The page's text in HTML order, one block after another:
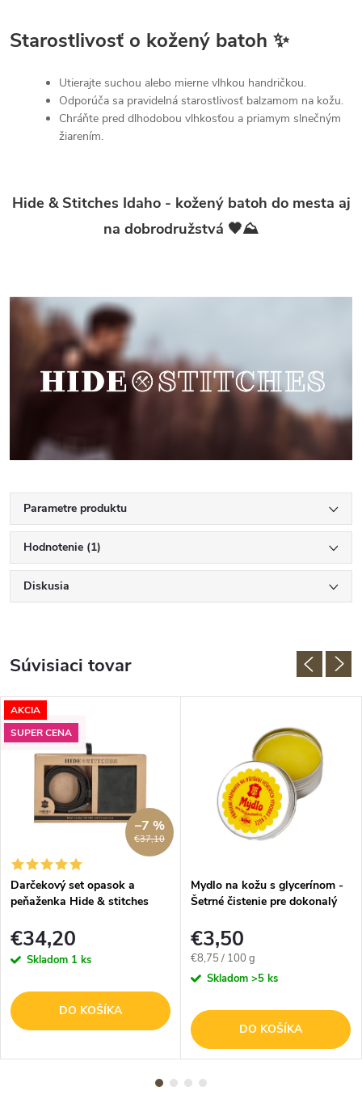
Starostlivosť o kožený batoh ✨
Utierajte suchou alebo mierne vlhkou handričkou.
Odporúča sa pravidelná starostlivosť balzamom na kožu.
Chráňte pred dlhodobou vlhkosťou a priamym slnečným
žiarením.
Hide & Stitches Idaho - kožený batoh do mesta aj
na dobrodružstvá 🖤⛰
Parametre produktu
Hodnotenie (1)
Diskusia
Súvisiaci tovar
AKCIA
SUPER CENA
€37,10
–7 %
Darčekový set opasok a
peňaženka Hide & stitches
€34,20
Skladom 1 ks
DO KOŠÍKA
Mydlo na kožu s glycerínom -
Šetrné čistenie pre dokonalý
€3,50
Jednotková
cena:
€8,75 / 100 g
Skladom >5 ks
DO KOŠÍKA